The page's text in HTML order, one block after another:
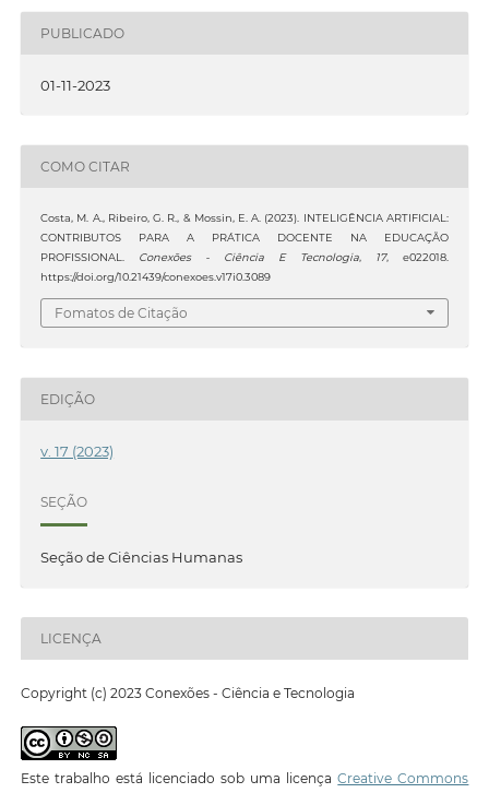
PUBLICADO
01-11-2023
COMO CITAR
Costa, M. A., Ribeiro, G. R., & Mossin, E. A. (2023). INTELIGÊNCIA ARTIFICIAL:
CONTRIBUTOS PARA A PRÁTICA DOCENTE NA EDUCAÇÃO
PROFISSIONAL. Conexões - Ciência E Tecnologia, 17, e022018.
https://doi.org/10.21439/conexoes.v17i0.3089
Fomatos de Citação
EDIÇÃO
v. 17 (2023)
SEÇÃO
Seção de Ciências Humanas
LICENÇA
Copyright (c) 2023 Conexões - Ciência e Tecnologia
Este trabalho está licenciado sob uma licençaCreative Commons